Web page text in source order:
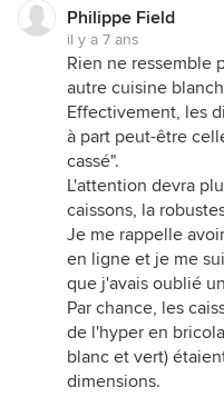
Quelques soit la
pérenne que la
Par exemple, ceux
autres ont
de montage et
nécessitant de les
partir de ce
dégradent ou bien
de tiroirs
L'équerrage des
fixations entre eux
Regardez les avis
deux modèles de
peuvent être assez
Philippe Field
il y a 7 ans
Rien ne ressemble
autre cuisine
Effectivement, les
à part peut-être
cassé".
L'attention devra
caissons, la
Je me rappelle
en ligne et je me
que j'avais oublié
Par chance, les
de l'hyper en
blanc et vert)
dimensions.